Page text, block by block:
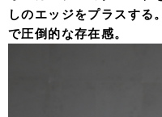
しのエッジをプラスする
で圧倒的な存在感。